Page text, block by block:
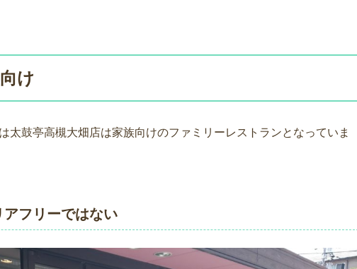
け
太鼓亭高槻大畑店は家族向けのファミリーレストランとなっていま
フリーではない